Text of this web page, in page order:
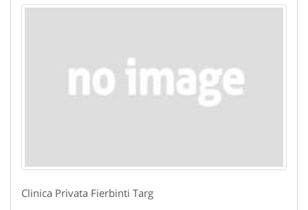
Clinica Privata Fierbinti Targ